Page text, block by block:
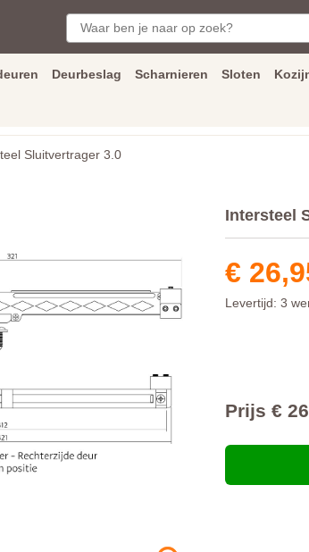
Deurbeslag Scharnieren Sloten
Sluitvertrager 3.0
Intersteel
€
Levertijd: 3
Prijs €